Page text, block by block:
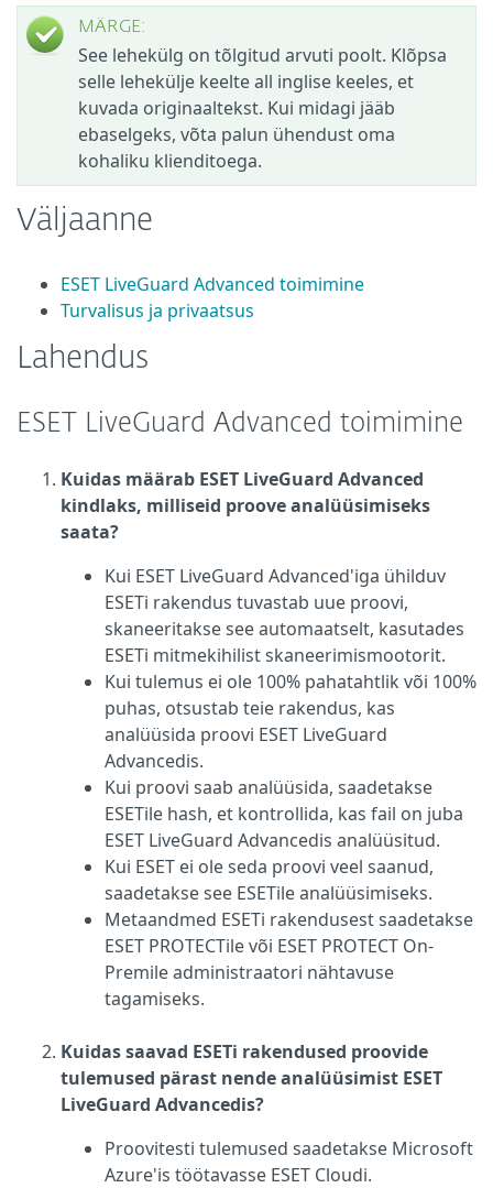
MÄRGE:
See lehekülg on tõlgitud arvuti poolt. Klõpsa
selle lehekülje keelte all inglise keeles, et
kuvada originaaltekst. Kui midagi jääb
ebaselgeks, võta palun ühendust oma
kohaliku klienditoega.
Väljaanne
ESET LiveGuard Advanced toimimine
Turvalisus ja privaatsus
Lahendus
ESET LiveGuard Advanced toimimine
Kuidas määrab ESET LiveGuard Advanced
kindlaks, milliseid proove analüüsimiseks
saata?
Kui ESET LiveGuard Advanced'iga ühilduv
ESETi rakendus tuvastab uue proovi,
skaneeritakse see automaatselt, kasutades
ESETi mitmekihilist skaneerimismootorit.
Kui tulemus ei ole 100% pahatahtlik või 100%
puhas, otsustab teie rakendus, kas
analüüsida proovi ESET LiveGuard
Advancedis.
Kui proovi saab analüüsida, saadetakse
ESETile hash, et kontrollida, kas fail on juba
ESET LiveGuard Advancedis analüüsitud.
Kui ESET ei ole seda proovi veel saanud,
saadetakse see ESETile analüüsimiseks.
Metaandmed ESETi rakendusest saadetakse
ESET PROTECTile või ESET PROTECT On-
Premile administraatori nähtavuse
tagamiseks.
Kuidas saavad ESETi rakendused proovide
tulemused pärast nende analüüsimist ESET
LiveGuard Advancedis?
Proovitesti tulemused saadetakse Microsoft
Azure'is töötavasse ESET Cloudi.